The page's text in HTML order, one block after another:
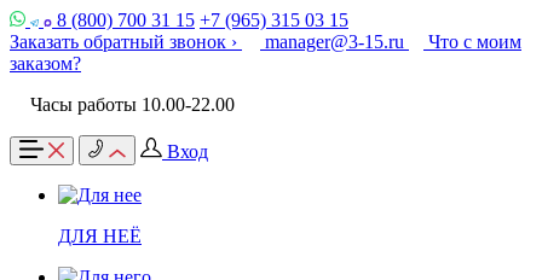
8 (800) 700 31 15 +7 (965) 315 03 15
Заказать обратный звонок ›
manager@3-15.ru
Что с моим
заказом?
Часы работы 10.00-22.00
Вход
ДЛЯ НЕЁ